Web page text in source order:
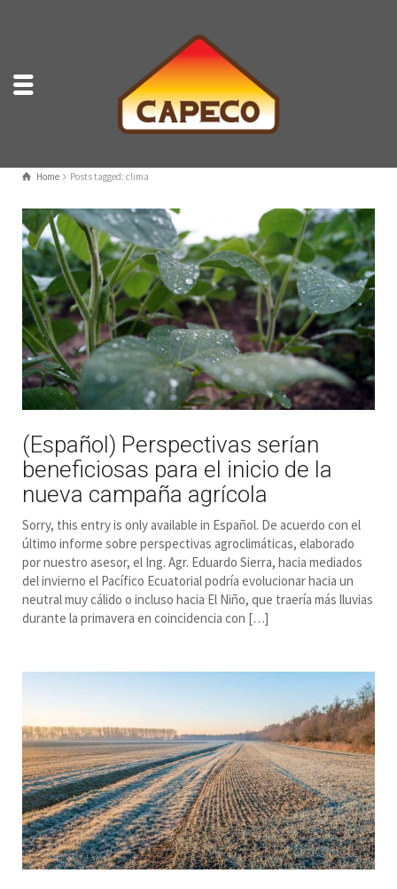
Home Posts tagged: clima
(Español) Perspectivas serían
beneficiosas para el inicio de la
nueva campaña agrícola
Sorry, this entry is only available in Español. De acuerdo con el
último informe sobre perspectivas agroclimáticas, elaborado
por nuestro asesor, el Ing. Agr. Eduardo Sierra, hacia mediados
del invierno el Pacífico Ecuatorial podría evolucionar hacia un
neutral muy cálido o incluso hacia El Niño, que traería más lluvias
durante la primavera en coincidencia con […]